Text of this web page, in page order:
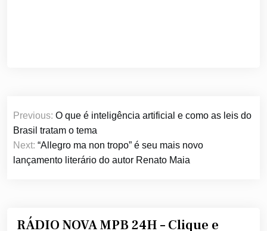
Navegação
de
Post
Previous: O que é inteligência artificial e como as leis do
Brasil tratam o tema
Next: “Allegro ma non tropo” é seu mais novo
lançamento literário do autor Renato Maia
RÁDIO NOVA MPB 24H – Clique e